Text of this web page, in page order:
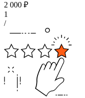
2 000 ₽
1
/